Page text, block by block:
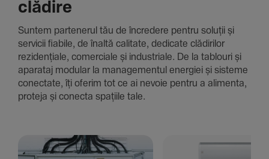
clădire
Suntem parte­nerul tău de încre­dere pentru soluții și
servicii fiabile, de înaltă cali­tate, dedi­cate clădi­rilor
rezi­den­țiale, comer­ciale și indus­triale. De la tablouri și
aparataj modular la managementul energiei și sisteme
conec­tate, îți oferim tot ce ai nevoie pentru a alimenta,
proteja și conecta spațiile tale.